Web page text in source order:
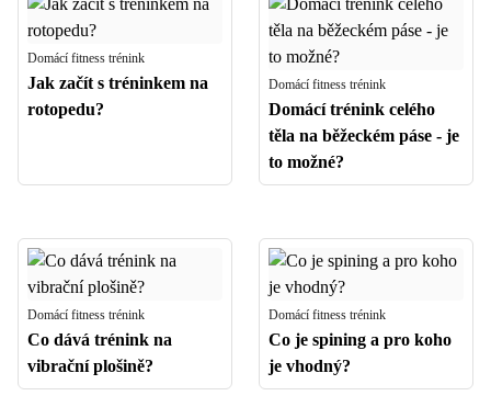
Domácí fitness trénink
Jak začít s tréninkem na
rotopedu?
Domácí fitness trénink
Domácí trénink celého
těla na běžeckém páse - je
to možné?
Domácí fitness trénink
Co dává trénink na
vibrační plošině?
Domácí fitness trénink
Co je spining a pro koho
je vhodný?